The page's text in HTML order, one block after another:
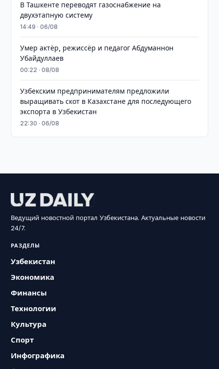
В Ташкенте переводят газоснабжение на
двухэтапную систему
14:49 · 06/08
Умер актёр, режиссёр и педагог Абдуманнон
Убайдуллаев
00:22 · 08/08
Узбекским предпринимателям предложили
выращивать скот в Казахстане для последующего
экспорта в Узбекистан
22:30 · 06/08
Ведущий новостной портал Узбекистана. Актуальные новости
24/7.
РАЗДЕЛЫ
Узбекистан
Экономика
Финансы
Технологии
Культура
Спорт
Инфографика